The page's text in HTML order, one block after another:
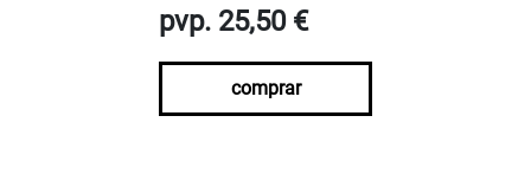
pvp. 25,50 €
comprar